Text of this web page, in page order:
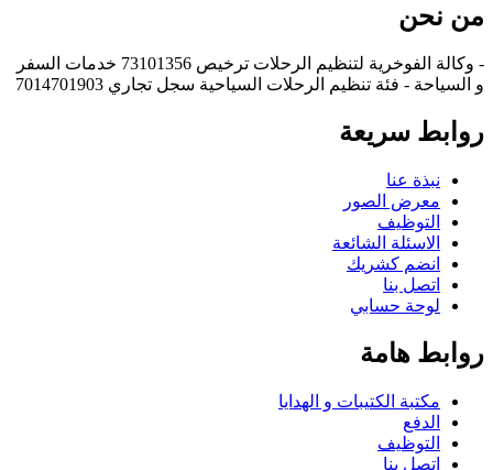
من نحن
- وكالة الفوخرية لتنظيم الرحلات ترخيص 73101356 خدمات السفر
و السياحة - فئة تنظيم الرحلات السياحية سجل تجاري 7014701903
روابط سريعة
نبذة عنا
معرض الصور
التوظيف
الاسئلة الشائعة
انضم كشريك
اتصل بنا
لوحة حسابي
روابط هامة
مكتبة الكتيبات و الهدايا
الدفع
التوظيف
اتصل بنا